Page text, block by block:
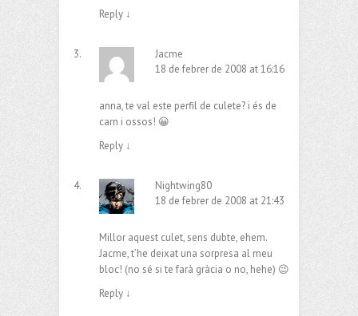
Reply ↓
Jacme
18 de febrer de 2008 at 16:16
anna, te val este perfil de culete? i és de
carn i ossos! 😀
Reply ↓
Nightwing80
18 de febrer de 2008 at 21:43
Millor aquest culet, sens dubte, ehem.
Jacme, t’he deixat una sorpresa al meu
bloc! (no sé si te farà gràcia o no, hehe) 😉
Reply ↓